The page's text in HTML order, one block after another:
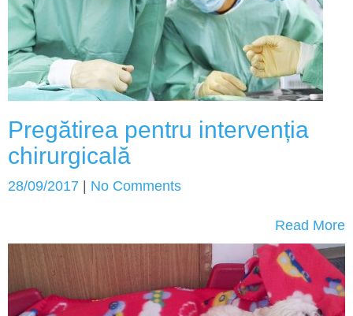
Pregătirea pentru intervenția
chirurgicală
28/09/2017 | No Comments
Read More